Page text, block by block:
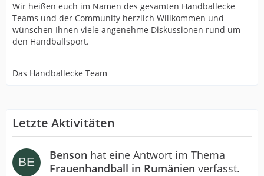
Wir heißen euch im Namen des gesamten Handballecke
Teams und der Community herzlich Willkommen und
wünschen Ihnen viele angenehme Diskussionen rund um
den Handballsport.
Das Handballecke Team
Letzte Aktivitäten
Benson hat eine Antwort im Thema
Frauenhandball in Rumänien verfasst.